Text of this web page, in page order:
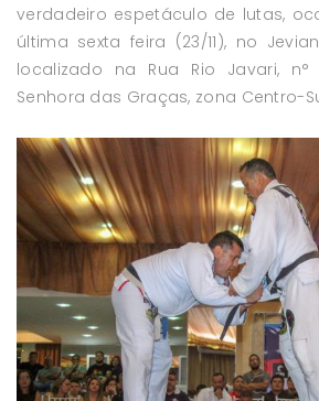
verdadeiro espetáculo de lutas,
última sexta feira (23/11), no
localizado na Rua Rio Javari, n°
Senhora das Graças, zona Centro-